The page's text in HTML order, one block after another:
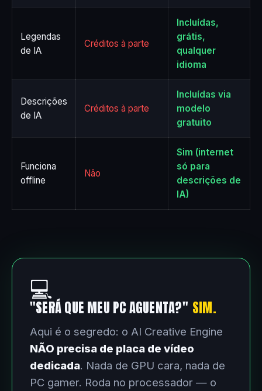
Legendas
de IA
Créditos à parte
Incluídas,
grátis,
qualquer
idioma
Descrições
de IA
Créditos à parte
Incluídas via
modelo
gratuito
Funciona
offline
Não
Sim (internet
só para
descrições de
IA)
💻
"SERÁ QUE MEU PC AGUENTA?" SIM.
Aqui é o segredo: o AI Creative Engine
NÃO precisa de placa de vídeo
dedicada. Nada de GPU cara, nada de
PC gamer. Roda no processador — o